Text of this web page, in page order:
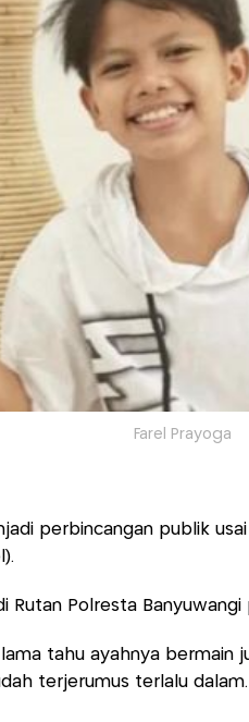
Farel Prayoga
perbincangan publik
Rutan Polresta Banyuwangi
tahu ayahnya bermain
terjerumus terlalu dalam.